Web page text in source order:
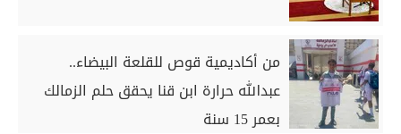
من أكاديمية قوص للقلعة البيضاء..
عبدالله حرارة ابن قنا يحقق حلم الزمالك
بعمر 15 سنة